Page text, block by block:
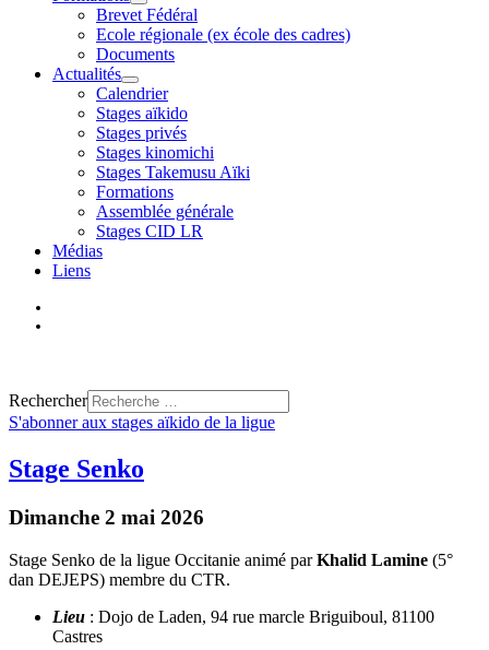
Brevet Fédéral
Ecole régionale (ex école des cadres)
Documents
Actualités
Calendrier
Stages aïkido
Stages privés
Stages kinomichi
Stages Takemusu Aïki
Formations
Assemblée générale
Stages CID LR
Médias
Liens
Rechercher
S'abonner aux stages aïkido de la ligue
Stage Senko
Dimanche 2 mai 2026
Stage Senko de la ligue Occitanie animé parKhalid Lamine (5°
dan DEJEPS) membre du CTR.
Lieu : Dojo de Laden, 94 rue marcle Briguiboul, 81100
Castres